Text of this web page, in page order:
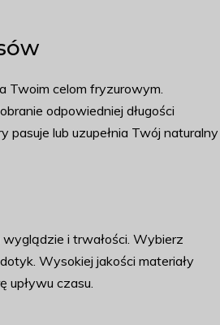
Twoim celom fryzurowym.
odpowiedniej długości
lub uzupełnia Twój naturalny
i trwałości. Wybierz
Wysokiej jakości materiały
upływu czasu.